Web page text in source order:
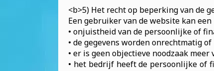
<b>5) Het recht op beperking van de
Een gebruiker van de website kan
• onjuistheid van de persoonlijke of
• de gegevens worden onrechtmatig
• er is geen objectieve noodzaak
• het bedrijf heeft de persoonlijke of